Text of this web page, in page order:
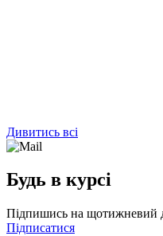
Дивитись всі
Будь в курсі
Підпишись на щотижневий
Підписатися